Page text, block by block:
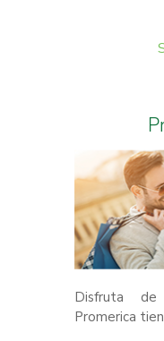
Disfruta
Promerica